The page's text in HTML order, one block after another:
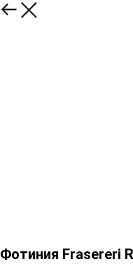
Фотиния Frasereri